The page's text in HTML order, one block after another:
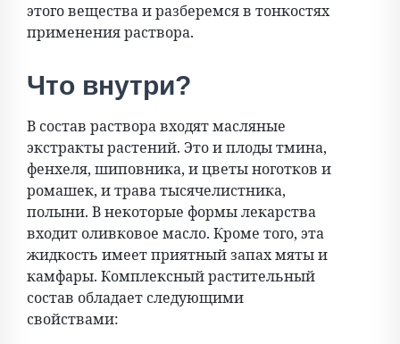
этого вещества и разберемся в тонкостях
применения раствора.
Что внутри?
В состав раствора входят масляные
экстракты растений. Это и плоды тмина,
фенхеля, шиповника, и цветы ноготков и
ромашек, и трава тысячелистника,
полыни. В некоторые формы лекарства
входит оливковое масло. Кроме того, эта
жидкость имеет приятный запах мяты и
камфары. Комплексный растительный
состав обладает следующими
свойствами: